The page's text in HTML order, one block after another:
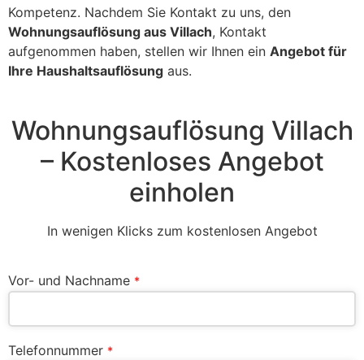
Kompetenz. Nachdem Sie Kontakt zu uns, den
Wohnungsauflösung aus Villach, Kontakt
aufgenommen haben, stellen wir Ihnen ein Angebot für
Ihre Haushaltsauflösung aus.
Wohnungsauflösung Villach
– Kostenloses Angebot
einholen
In wenigen Klicks zum kostenlosen Angebot
Vor- und Nachname *
Telefonnummer *